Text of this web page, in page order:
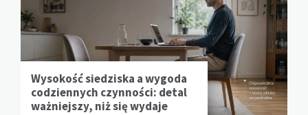
Wysokość siedziska a wygoda
codziennych czynności: detal
ważniejszy, niż się wydaje